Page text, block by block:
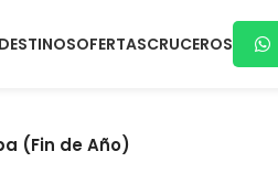
DESTINOSOFERTASCRUCEROS
(Fin de Año)